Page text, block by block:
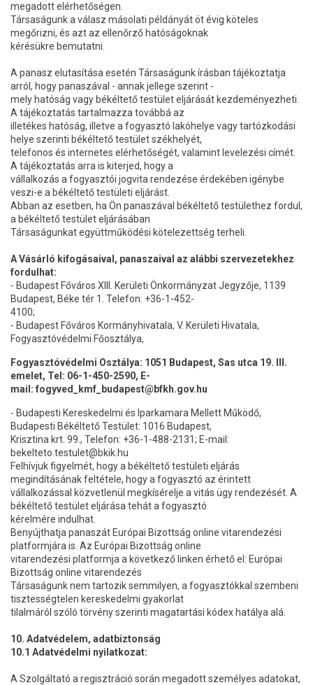
megadott elérhetőségen.
Társaságunk a válasz másolati példányát öt évig köteles
megőrizni, és azt az ellenőrző hatóságoknak
kérésükre bemutatni.
A panasz elutasítása esetén Társaságunk írásban tájékoztatja
arról, hogy panaszával - annak jellege szerint -
mely hatóság vagy békéltető testület eljárását kezdeményezheti.
A tájékoztatás tartalmazza továbbá az
illetékes hatóság, illetve a fogyasztó lakóhelye vagy tartózkodási
helye szerinti békéltető testület székhelyét,
telefonos és internetes elérhetőségét, valamint levelezési címét.
A tájékoztatás arra is kiterjed, hogy a
vállalkozás a fogyasztói jogvita rendezése érdekében igénybe
veszi-e a békéltető testületi eljárást.
Abban az esetben, ha Ön panaszával békéltető testülethez fordul,
a békéltető testület eljárásában
Társaságunkat együttműködési kötelezettség terheli.
A Vásárló kifogásaival, panaszaival az alábbi szervezetekhez
fordulhat:
- Budapest Főváros XIII. Kerületi Önkormányzat Jegyzője, 1139
Budapest, Béke tér 1. Telefon: +36-1-452-
4100;
- Budapest Főváros Kormányhivatala, V. Kerületi Hivatala,
Fogyasztóvédelmi Főosztálya,
Fogyasztóvédelmi Osztálya: 1051 Budapest, Sas utca 19. III.
emelet, Tel: 06-1-450-2590, E-
mail: fogyved_kmf_budapest@bfkh.gov.hu
- Budapesti Kereskedelmi és Iparkamara Mellett Működő,
Budapesti Békéltető Testület: 1016 Budapest,
Krisztina krt. 99., Telefon: +36-1-488-2131; E-mail:
bekelteto.testulet@bkik.hu
Felhívjuk figyelmét, hogy a békéltető testületi eljárás
megindításának feltétele, hogy a fogyasztó az érintett
vállalkozással közvetlenül megkísérelje a vitás ügy rendezését. A
békéltető testület eljárása tehát a fogyasztó
kérelmére indulhat.
Benyújthatja panaszát Európai Bizottság online vitarendezési
platformjára is. Az Európai Bizottság online
vitarendezési platformja a következő linken érhető el: Európai
Bizottság online vitarendezés
Társaságunk nem tartozik semmilyen, a fogyasztókkal szembeni
tisztességtelen kereskedelmi gyakorlat
tilalmáról szóló törvény szerinti magatartási kódex hatálya alá.
10. Adatvédelem, adatbiztonság
10.1 Adatvédelmi nyilatkozat:
A Szolgáltató a regisztráció során megadott személyes adatokat,